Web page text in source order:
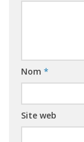
Nom *
Site web